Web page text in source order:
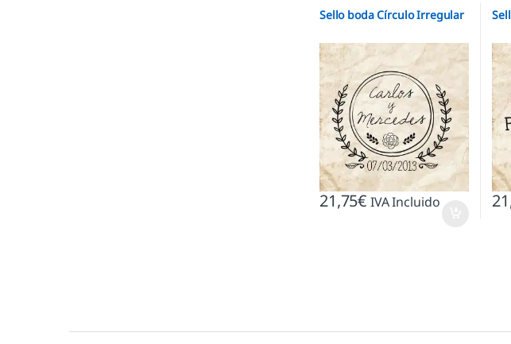
Sello boda Círculo Irregular
21,75€ IVA Incluido